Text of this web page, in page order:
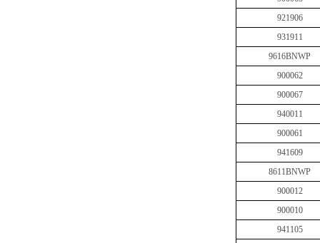
921906
931911
9616BNWP
900062
900067
940011
900061
941609
8611BNWP
900012
900010
941105